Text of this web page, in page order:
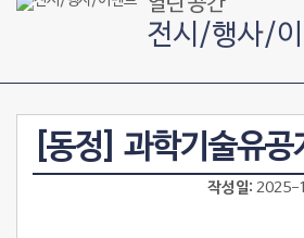
열린 공간
전시/행사/
[동정] 과학기술유공
작성일 2025-